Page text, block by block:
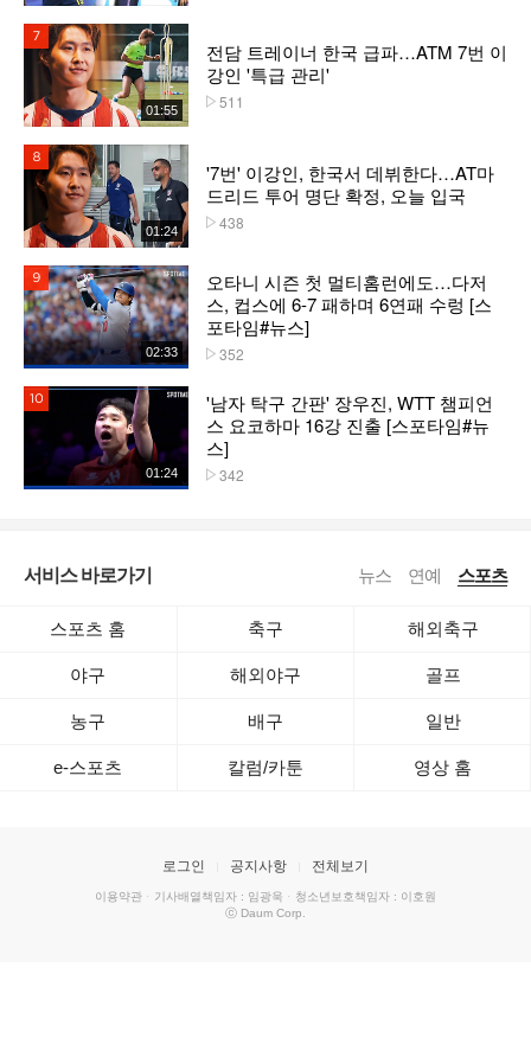
01:55
전담 트레이너 한국 급파…ATM 7번 이
강인 '특급 관리'
511
01:24
'7번' 이강인, 한국서 데뷔한다…AT마
드리드 투어 명단 확정, 오늘 입국
438
02:33
오타니 시즌 첫 멀티홈런에도…다저
스, 컵스에 6-7 패하며 6연패 수렁 [스
포타임#뉴스]
352
01:24
'남자 탁구 간판' 장우진, WTT 챔피언
스 요코하마 16강 진출 [스포타임#뉴
스]
342
서비스 바로가기 뉴스 연예 스포츠
스포츠 홈 축구 해외축구
야구 해외야구 골프
농구 배구 일반
e-스포츠 칼럼/카툰 영상 홈
로그인 공지사항 전체보기
이용약관 · 기사배열책임자 : 임광욱 · 청소년보호책임자 : 이호원
ⓒ Daum Corp.